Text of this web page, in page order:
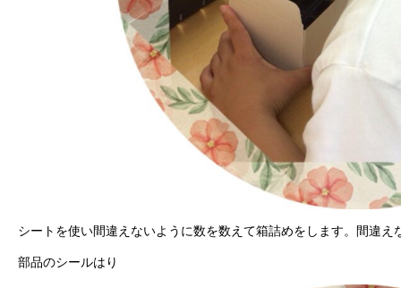
シートを使い間違えないように数を数えて箱詰めをします。間違え
部品のシールはり